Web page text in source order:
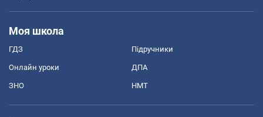
Моя школа
ГДЗ Підручники
Онлайн уроки ДПА
ЗНО НМТ